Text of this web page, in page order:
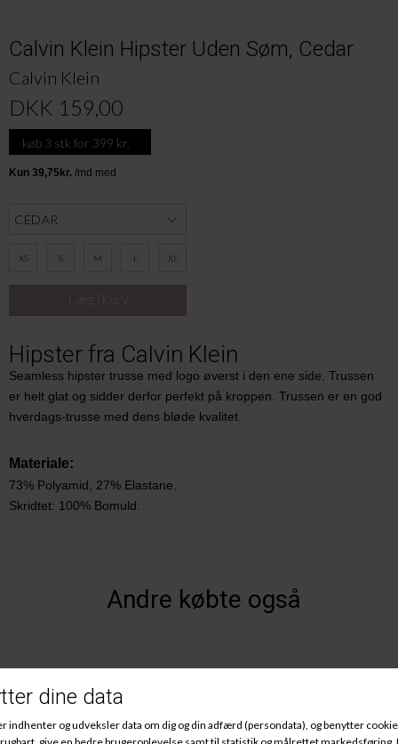
Calvin Klein Hipster Uden Søm, Cedar
Calvin Klein
DKK 159,00
køb 3 stk for 399 kr.
XS S M L XL
Hipster fra Calvin Klein
Seamless hipster trusse med logo øverst i den ene side. Trussen
er helt glat og sidder derfor perfekt på kroppen. Trussen er en god
hverdags-trusse med dens bløde kvalitet.
Materiale:
73% Polyamid, 27% Elastane.
Skridtet: 100% Bomuld.
Andre købte også